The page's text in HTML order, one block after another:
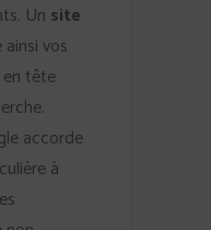
Un site
vos
en tête
accorde
à